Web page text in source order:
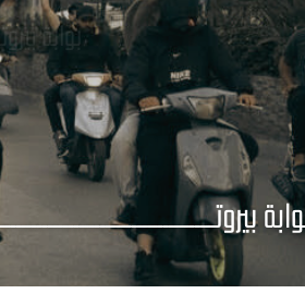
٤ آب
الثقة التى اغتيلت في تفجير ٤ آب